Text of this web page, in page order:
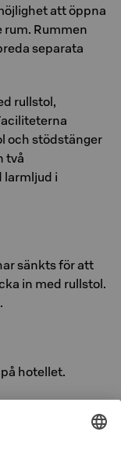
att öppna
Rummen
separata
rullstol,
och stödstänger
två
larmljud i
sänkts för att
in med rullstol.
hotellet.
avsedda för